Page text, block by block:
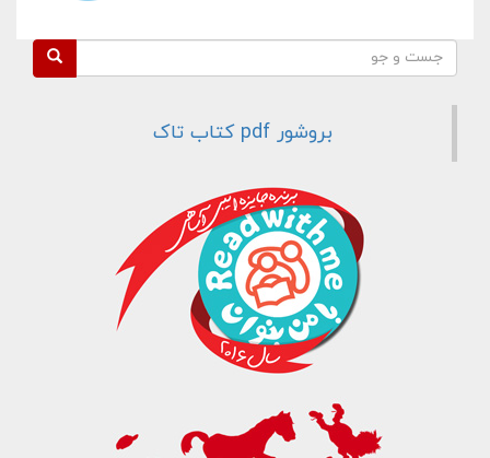
فرم جستجو
بروشور pdf کتاب تاک